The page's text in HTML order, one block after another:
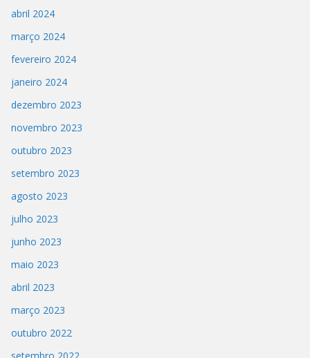
abril 2024
março 2024
fevereiro 2024
janeiro 2024
dezembro 2023
novembro 2023
outubro 2023
setembro 2023
agosto 2023
julho 2023
junho 2023
maio 2023
abril 2023
março 2023
outubro 2022